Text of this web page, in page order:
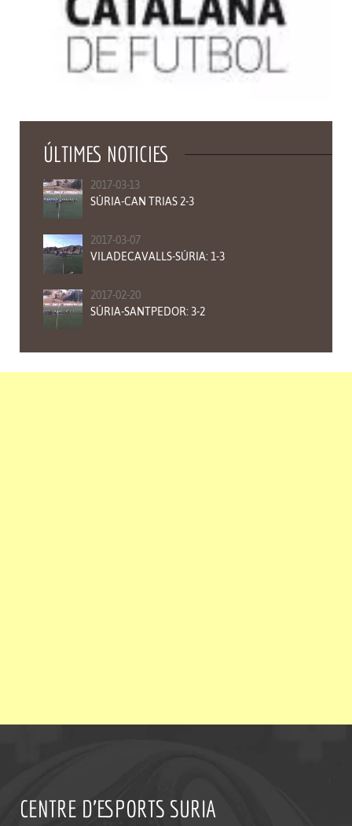
ÚLTIMES NOTICIES
2017-03-13
SÚRIA-CAN TRIAS 2-3
2017-03-07
VILADECAVALLS-SÚRIA: 1-3
2017-02-20
SÚRIA-SANTPEDOR: 3-2
CENTRE D'ESPORTS SURIA